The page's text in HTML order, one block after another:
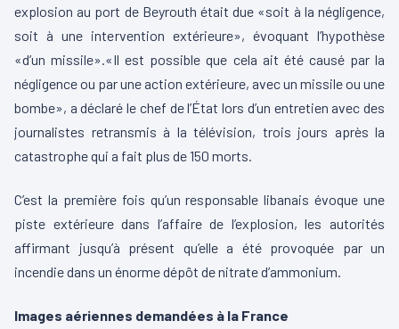
explosion au port de Beyrouth était due «soit à la négligence,
soit à une intervention extérieure», évoquant l’hypothèse
«d’un missile».«Il est possible que cela ait été causé par la
négligence ou par une action extérieure, avec un missile ou une
bombe», a déclaré le chef de l’État lors d’un entretien avec des
journalistes retransmis à la télévision, trois jours après la
catastrophe qui a fait plus de 150 morts.
C’est la première fois qu’un responsable libanais évoque une
piste extérieure dans l’affaire de l’explosion, les autorités
affirmant jusqu’à présent qu’elle a été provoquée par un
incendie dans un énorme dépôt de nitrate d’ammonium.
Images aériennes demandées à la France